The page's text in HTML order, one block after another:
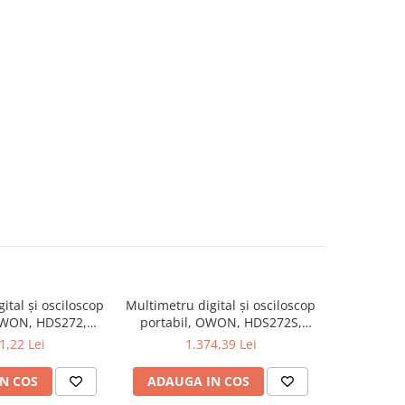
și osciloscop
HDS272,
200mA-
Lei
COS
Multimetru digital și osciloscop
portabil, OWON, HDS272S,
200mV-1kV, 200mA-
1.374,39 Lei
ADAUGA IN COS